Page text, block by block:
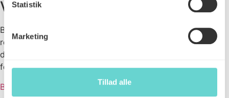
Statistik
Marketing
Tillad alle
Vaccinerådgivning
Book tid til en rejsekonsultation hos en af vores
rejserådgivere, hvis du planlægger at rejse. Så
hjælper vi
dig med at vurdere, hvilke vaccinationer, der er relevante
fordin rejse.
Book tid